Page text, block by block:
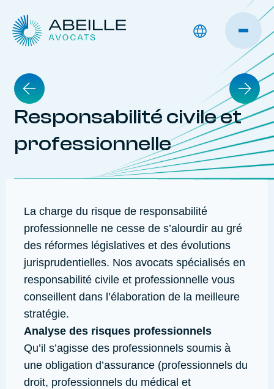
Responsabilité civile et
professionnelle
La charge du risque de responsabilité
professionnelle ne cesse de s’alourdir au gré
des réformes législatives et des évolutions
jurisprudentielles. Nos avocats spécialisés en
responsabilité civile et professionnelle vous
conseillent dans l’élaboration de la meilleure
stratégie.
Analyse des risques professionnels
Qu’il s’agisse des professionnels soumis à
une obligation d’assurance (professionnels du
droit, professionnels du médical et